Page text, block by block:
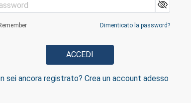
Dimenticato la password?
sei ancora registrato? Crea un account adesso